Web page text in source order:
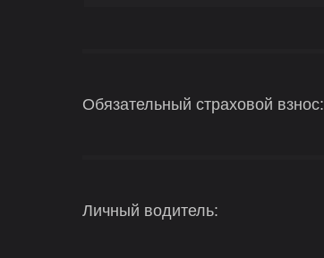
Обязательный страховой взнос:
Личный водитель: